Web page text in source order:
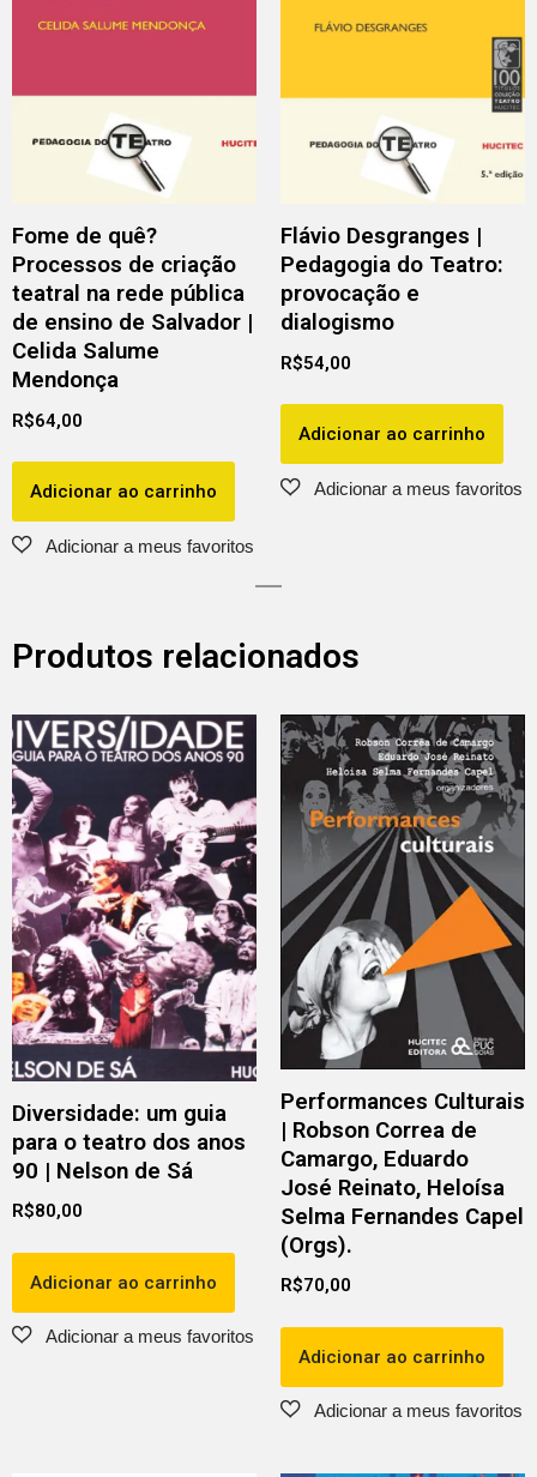
Fome de quê?
Processos de criação
teatral na rede pública
de ensino de Salvador |
Celida Salume
Mendonça
R$64,00
Adicionar ao carrinho
Flávio Desgranges |
Pedagogia do Teatro:
provocação e
dialogismo
R$54,00
Adicionar ao carrinho
Produtos relacionados
Diversidade: um guia
para o teatro dos anos
90 | Nelson de Sá
R$80,00
Adicionar ao carrinho
Performances Culturais
| Robson Correa de
Camargo, Eduardo
José Reinato, Heloísa
Selma Fernandes Capel
(Orgs).
R$70,00
Adicionar ao carrinho